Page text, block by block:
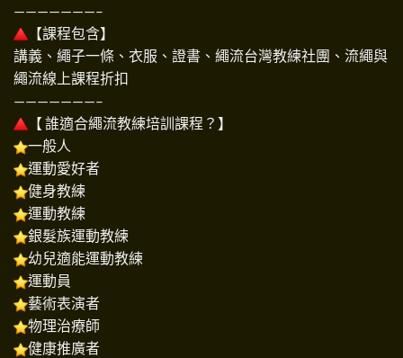
———————–
【課程包含】
講義、繩子一條、衣服、證書、繩流台灣教練社團、流繩與
繩流線上課程折扣
———————–
【 誰適合繩流教練培訓課程？】
一般人
運動愛好者
健身教練
運動教練
銀髮族運動教練
幼兒適能運動教練
運動員
藝術表演者
物理治療師
健康推廣者